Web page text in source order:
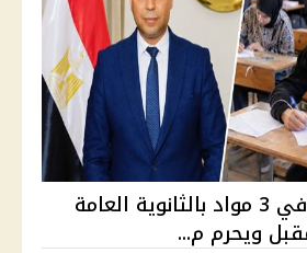
التعليم: الراسب في 3 مواد بالثانوية العامة
ويحرم م...